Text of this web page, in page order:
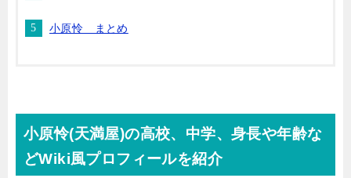
小原怜 まとめ
小原怜(天満屋)の高校、中学、身長や年齢な
どWiki風プロフィールを紹介